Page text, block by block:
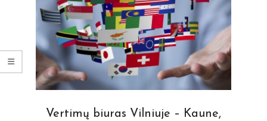
Vertimų biuras Vilniuje – Kaune,